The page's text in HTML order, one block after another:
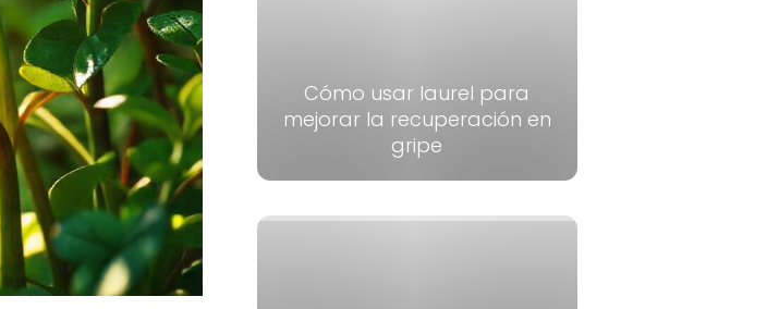
Cómo usar laurel para
mejorar la recuperación en
gripe